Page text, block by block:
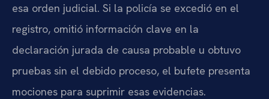
esa orden judicial. Si la policía se excedió en el
registro, omitió información clave en la
declaración jurada de causa probable u obtuvo
pruebas sin el debido proceso, el bufete presenta
mociones para suprimir esas evidencias.